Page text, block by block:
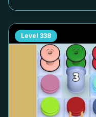
Level 338